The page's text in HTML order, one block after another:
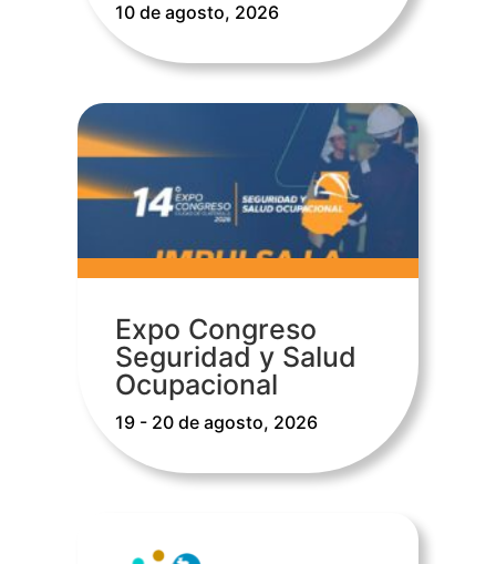
10 de agosto, 2026
Expo Congreso
Seguridad y Salud
Ocupacional
19 - 20 de agosto, 2026